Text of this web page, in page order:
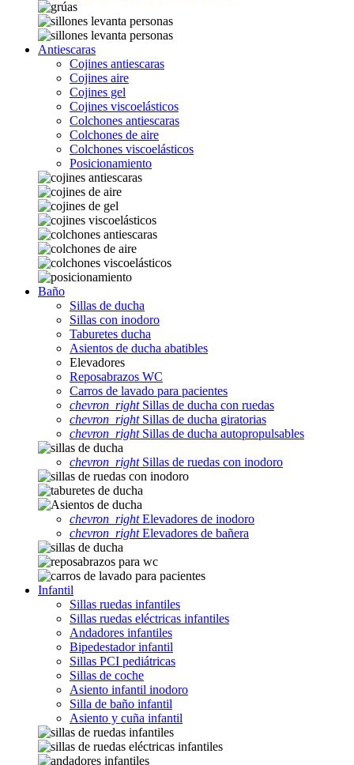
Antiescaras
Cojines antiescaras
Cojines aire
Cojines gel
Cojines viscoelásticos
Colchones antiescaras
Colchones de aire
Colchones viscoelásticos
Posicionamiento
Baño
Sillas de ducha
Sillas con inodoro
Taburetes ducha
Asientos de ducha abatibles
Elevadores
Reposabrazos WC
Carros de lavado para pacientes
chevron_rightSillas de ducha con ruedas
chevron_rightSillas de ducha giratorias
chevron_rightSillas de ducha autopropulsables
chevron_rightSillas de ruedas con inodoro
chevron_rightElevadores de inodoro
chevron_rightElevadores de bañera
Infantil
Sillas ruedas infantiles
Sillas ruedas eléctricas infantiles
Andadores infantiles
Bipedestador infantil
Sillas PCI pediátricas
Sillas de coche
Asiento infantil inodoro
Silla de baño infantil
Asiento y cuña infantil